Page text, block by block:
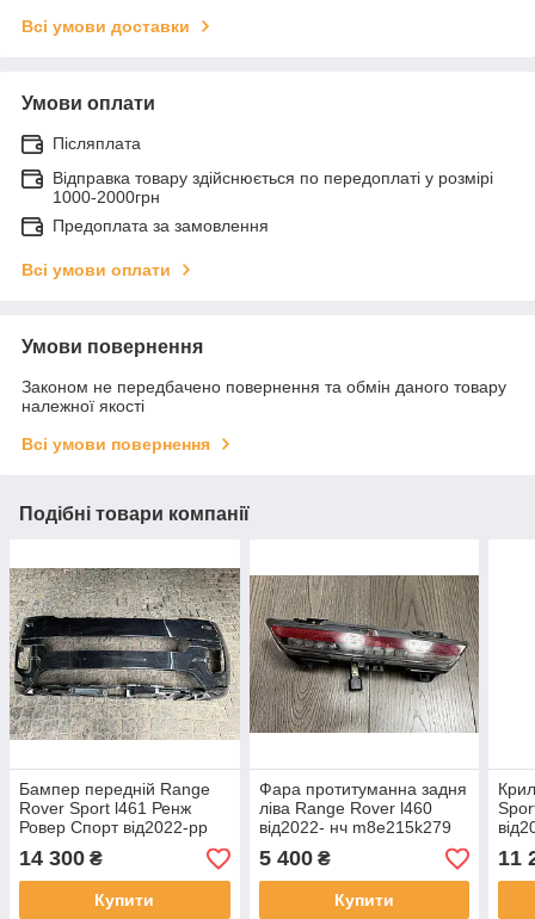
Всі умови доставки
Умови оплати
Післяплата
Відправка товару здійснюється по передоплаті у розмірі
1000-2000грн
Предоплата за замовлення
Всі умови оплати
Умови повернення
Законом не передбачено повернення та обмін даного товару
належної якості
Всі умови повернення
Подібні товари компанії
Бампер передній Range
Rover Sport l461 Ренж
Ровер Спорт від2022-рр
N9X217F003A оригінал бв
продається в зборі як на
фото, в норма
14 300 ₴
Купити
Фара протитуманна задня
ліва Range Rover l460
від2022- нч m8e215k279
оригінал бв, в
нормальному стані
повністю робоча
5 400₴
Купити
11